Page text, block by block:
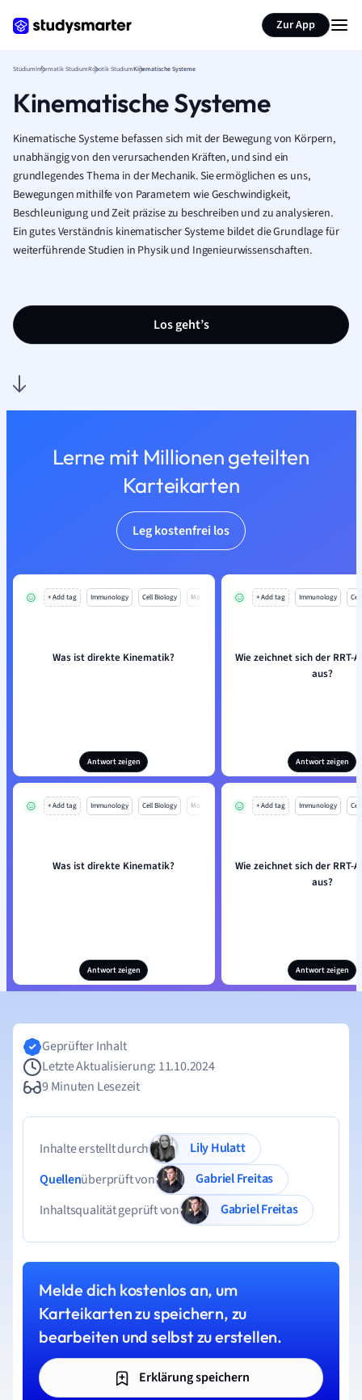
Zur App
StudiumInformatik StudiumRobotik StudiumKinematische Systeme
Kinematische Systeme
Kinematische Systeme befassen sich mit der Bewegung von Körpern,
unabhängig von den verursachenden Kräften, und sind ein
grundlegendes Thema in der Mechanik. Sie ermöglichen es uns,
Bewegungen mithilfe von Parametern wie Geschwindigkeit,
Beschleunigung und Zeit präzise zu beschreiben und zu analysieren.
Ein gutes Verständnis kinematischer Systeme bildet die Grundlage für
weiterführende Studien in Physik und Ingenieurwissenschaften.
Los geht’s
Lerne mit Millionen geteilten
Karteikarten
Leg kostenfrei los
+ Add tag Immunology Cell Biology Mo
Was ist direkte Kinematik?
Antwort zeigen
+ Add tag Immunology
Wie zeichnet sich der RRT-
aus?
Antwort zeigen
+ Add tag Immunology Cell Biology Mo
Was ist direkte Kinematik?
Antwort zeigen
+ Add tag Immunology
Wie zeichnet sich der RRT-
aus?
Antwort zeigen
Geprüfter Inhalt
Letzte Aktualisierung: 11.10.2024
9 Minuten Lesezeit
Inhalte erstellt durch
Lily Hulatt
Quellenüberprüft von
Gabriel Freitas
Inhaltsqualität geprüft von
Gabriel Freitas
Melde dich kostenlos an, um
Karteikarten zu speichern, zu
bearbeiten und selbst zu erstellen.
Erklärung speichern